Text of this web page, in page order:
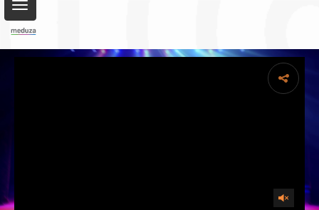
Toggle
navigation